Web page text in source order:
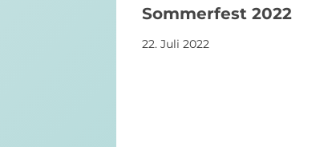
Sommerfest 2022
22. Juli 2022